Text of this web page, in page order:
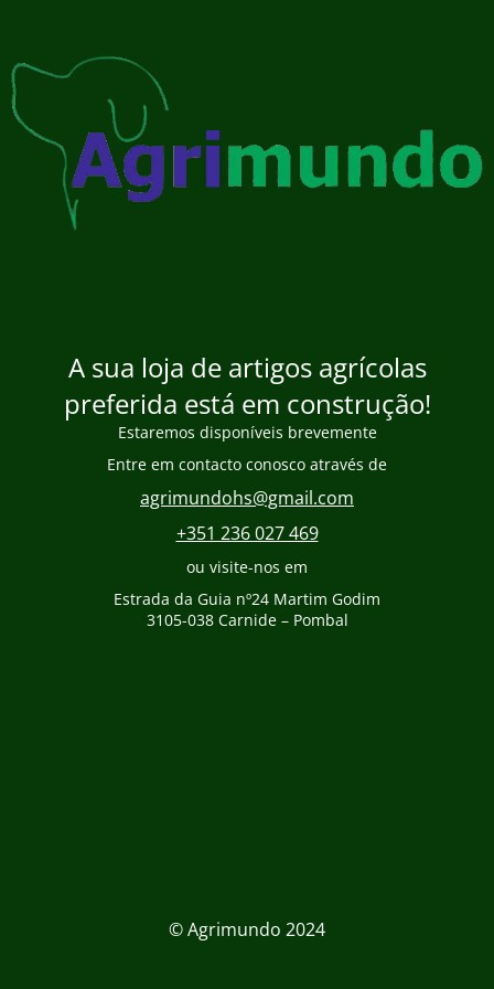
A sua loja de artigos agrícolas
preferida está em construção!
Estaremos disponíveis brevemente
Entre em contacto conosco através de
agrimundohs@gmail.com
+351 236 027 469
ou visite-nos em
Estrada da Guia nº24 Martim Godim
3105-038 Carnide – Pombal
© Agrimundo 2024